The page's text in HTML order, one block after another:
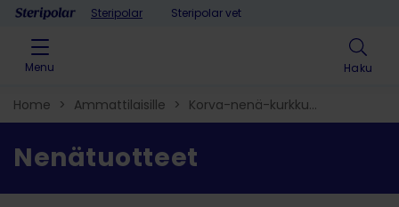
Skip to contentSteripolar Steripolar vet
Menu Haku
Home > Ammattilaisille > Korva-nenä-kurkku​
> Nenätuotteet
Nenätuotteet